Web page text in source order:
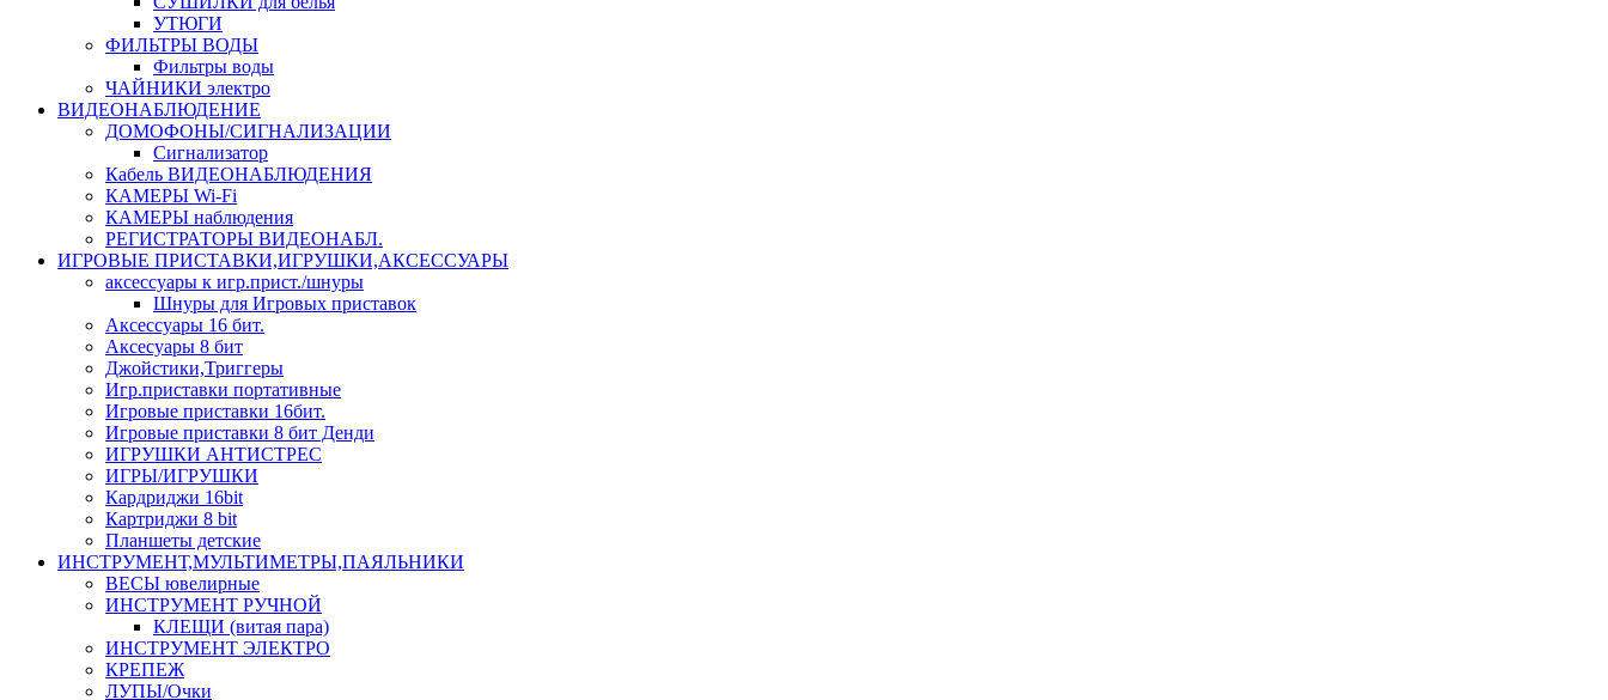
УТЮГИ
ФИЛЬТРЫ ВОДЫ
Фильтры воды
ЧАЙНИКИ электро
ВИДЕОНАБЛЮДЕНИЕ
ДОМОФОНЫ/СИГНАЛИЗАЦИИ
Сигнализатор
Кабель ВИДЕОНАБЛЮДЕНИЯ
КАМЕРЫ Wi-Fi
КАМЕРЫ наблюдения
РЕГИСТРАТОРЫ ВИДЕОНАБЛ.
ИГРОВЫЕ ПРИСТАВКИ,ИГРУШКИ,АКСЕССУАРЫ
аксесcуары к игр.прист./шнуры
Шнуры для Игровых приставок
Аксессуары 16 бит.
Аксесуары 8 бит
Джойстики,Триггеры
Игр.приставки портативные
Игровые приставки 16бит.
Игровые приставки 8 бит Денди
ИГРУШКИ АНТИСТРЕС
ИГРЫ/ИГРУШКИ
Кардриджи 16bit
Картриджи 8 bit
Планшеты детские
ИНСТРУМЕНТ,МУЛЬТИМЕТРЫ,ПАЯЛЬНИКИ
ВЕСЫ ювелирные
ИНСТРУМЕНТ РУЧНОЙ
КЛЕЩИ (витая пара)
ИНСТРУМЕНТ ЭЛЕКТРО
КРЕПЕЖ
ЛУПЫ/Очки